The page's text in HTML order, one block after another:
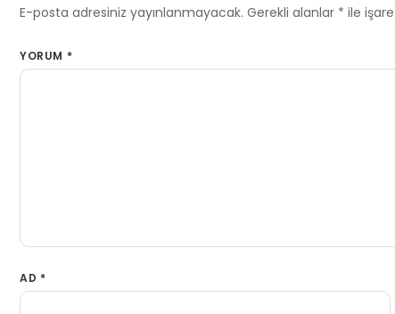
E-posta adresiniz yayınlanmayacak. Gerekli alanlar * ile
YORUM *
AD *